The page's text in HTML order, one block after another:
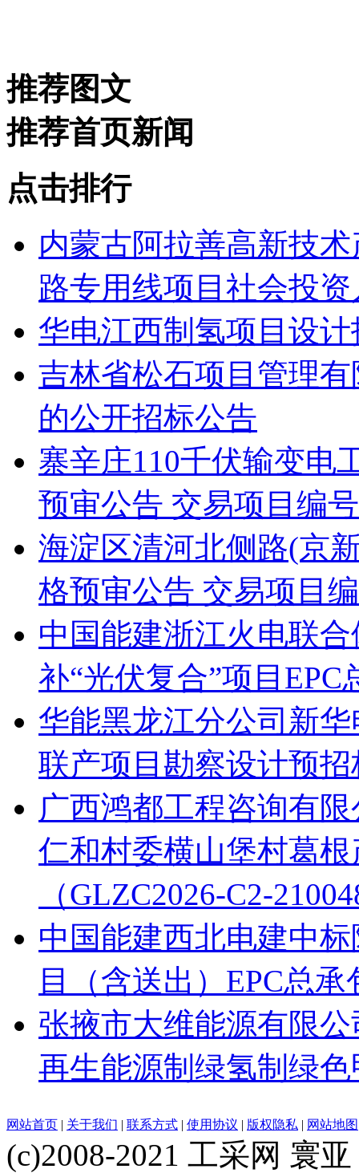
推荐图文
推荐首页新闻
点击排行
内蒙古阿拉善高新技
路专用线项目社会投资
华电江西制氢项目设计
吉林省松石项目管理
的公开招标公告
寨辛庄110千伏输变电
预审公告 交易项目编
海淀区清河北侧路(京
格预审公告 交易项目
中国能建浙江火电联
补“光伏复合”项目EPC
华能黑龙江分公司新
联产项目勘察设计预招
广西鸿都工程咨询有
仁和村委横山堡村葛
（GLZC2026-C2-
中国能建西北电建中
目（含送出）EPC总承
张掖市大维能源有限
再生能源制绿氢制绿
网站首页 | 关于我们 | 联系方式 | 使用协议 | 版权隐私 | 网站地图
(c)2008-2021 工采网 寰